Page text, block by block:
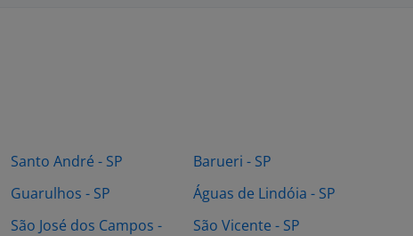
Santo André - SP
Guarulhos - SP
São José dos Campos -
Barueri - SP
Águas de Lindóia - SP
São Vicente - SP